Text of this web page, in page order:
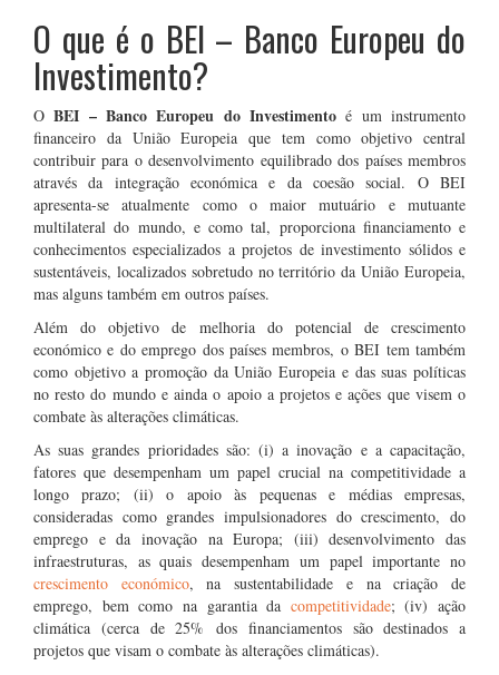
O que é o BEI – Banco Europeu do
Investimento?
OBEI – Banco Europeu do Investimento é um instrumento
financeiro da União Europeia que tem como objetivo central
contribuir para o desenvolvimento equilibrado dos países membros
através da integração económica e da coesão social. O BEI
apresenta-se atualmente como o maior mutuário e mutuante
multilateral do mundo, e como tal, proporciona financiamento e
conhecimentos especializados a projetos de investimento sólidos e
sustentáveis, localizados sobretudo no território da União Europeia,
mas alguns também em outros países.
Além do objetivo de melhoria do potencial de crescimento
económico e do emprego dos países membros, o BEI tem também
como objetivo a promoção da União Europeia e das suas políticas
no resto do mundo e ainda o apoio a projetos e ações que visem o
combate às alterações climáticas.
As suas grandes prioridades são: (i) a inovação e a capacitação,
fatores que desempenham um papel crucial na competitividade a
longo prazo; (ii) o apoio às pequenas e médias empresas,
consideradas como grandes impulsionadores do crescimento, do
emprego e da inovação na Europa; (iii) desenvolvimento das
infraestruturas, as quais desempenham um papel importante no
crescimento económico, na sustentabilidade e na criação de
emprego, bem como na garantia da competitividade; (iv) ação
climática (cerca de 25% dos financiamentos são destinados a
projetos que visam o combate às alterações climáticas).